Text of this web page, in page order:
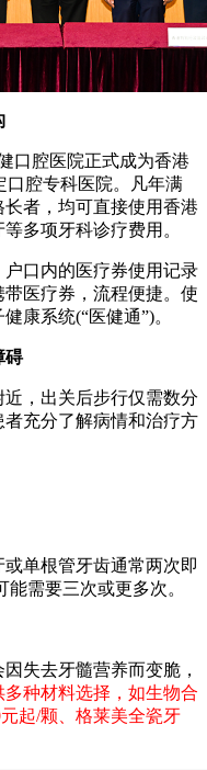
腔医院正式成为香港
口腔专科医院。凡年满
者，均可直接使用香港
多项牙科诊疗费用。
口内的医疗券使用记录
医疗券，流程便捷。使
康系统(“医健通”)。
碍
，出关后步行仅需数分
充分了解病情和治疗方
单根管牙齿通常两次即
需要三次或更多次。
失去牙髓营养而变脆，
多种材料选择，如生物合
起/颗、格莱美全瓷牙